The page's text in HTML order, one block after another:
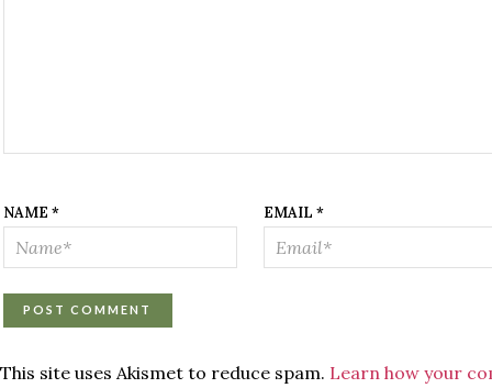
NAME * EMAIL *
This site uses Akismet to reduce spam. Learn how your